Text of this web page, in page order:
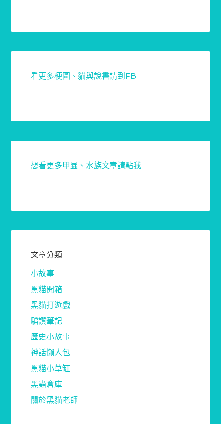
看更多梗圖、貓與說書請到FB
想看更多甲蟲、水族文章請點我
文章分類
小故事
黑貓開箱
黑貓打遊戲
騙讚筆記
歷史小故事
神話懶人包
黑貓小草缸
黑蟲倉庫
關於黑貓老師